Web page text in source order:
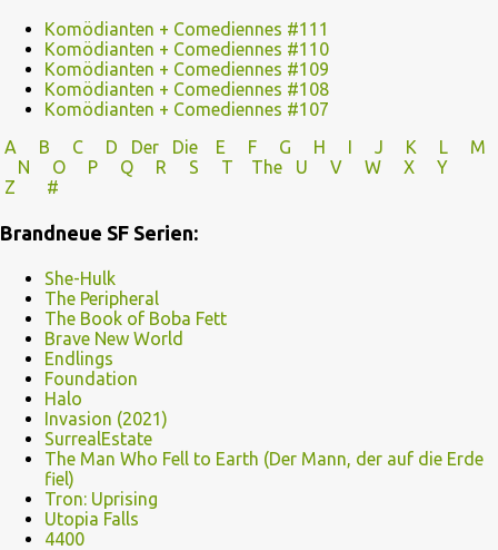
Komödianten + Comediennes #111
Komödianten + Comediennes #110
Komödianten + Comediennes #109
Komödianten + Comediennes #108
Komödianten + Comediennes #107
A
B C D Der Die E F G H I J K L
M
N
O P Q R S T The U V
W X Y
Z
#
Brandneue SF Serien:
She-Hulk
The Peripheral
The Book of Boba Fett
Brave New World
Endlings
Foundation
Halo
Invasion (2021)
SurrealEstate
The Man Who Fell to Earth (Der Mann, der auf die Erde
fiel)
Tron: Uprising
Utopia Falls
4400